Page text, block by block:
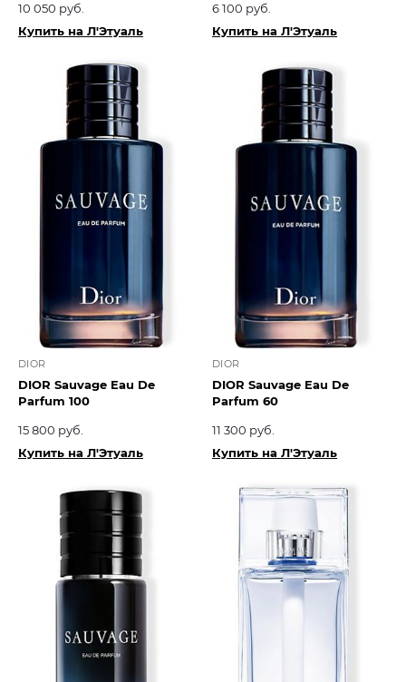
10 050 руб.
Купить на Л'Этуаль
6 100 руб.
Купить на Л'Этуаль
DIOR
DIOR Sauvage Eau De
Parfum 100
15 800 руб.
Купить на Л'Этуаль
DIOR
DIOR Sauvage Eau De
Parfum 60
11 300 руб.
Купить на Л'Этуаль